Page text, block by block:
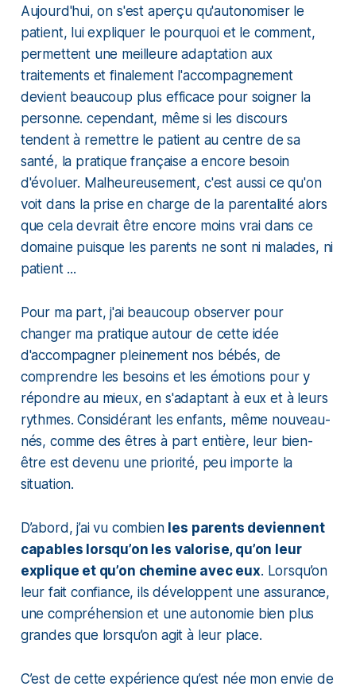
Aujourd'hui, on s'est aperçu qu'autonomiser le
patient, lui expliquer le pourquoi et le comment,
permettent une meilleure adaptation aux
traitements et finalement l'accompagnement
devient beaucoup plus efficace pour soigner la
personne. cependant, même si les discours
tendent à remettre le patient au centre de sa
santé, la pratique française a encore besoin
d'évoluer. Malheureusement, c'est aussi ce qu'on
voit dans la prise en charge de la parentalité alors
que cela devrait être encore moins vrai dans ce
domaine puisque les parents ne sont ni malades, ni
patient ...
Pour ma part, j'ai beaucoup observer pour
changer ma pratique autour de cette idée
d'accompagner pleinement nos bébés, de
comprendre les besoins et les émotions pour y
répondre au mieux, en s'adaptant à eux et à leurs
rythmes. Considérant les enfants, même nouveau-
nés, comme des êtres à part entière, leur bien-
être est devenu une priorité, peu importe la
situation.
D’abord, j’ai vu combien les parents deviennent
capables lorsqu’on les valorise, qu’on leur
explique et qu’on chemine avec eux. Lorsqu’on
leur fait confiance, ils développent une assurance,
une compréhension et une autonomie bien plus
grandes que lorsqu’on agit à leur place.
C’est de cette expérience qu’est née mon envie de